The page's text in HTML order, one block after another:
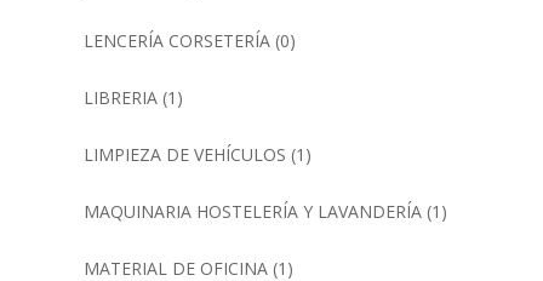
LENCERÍA CORSETERÍA(0)
LIBRERIA(1)
LIMPIEZA DE VEHÍCULOS (1)
MAQUINARIA HOSTELERÍA Y LAVANDERÍA(1)
MATERIAL DE OFICINA(1)